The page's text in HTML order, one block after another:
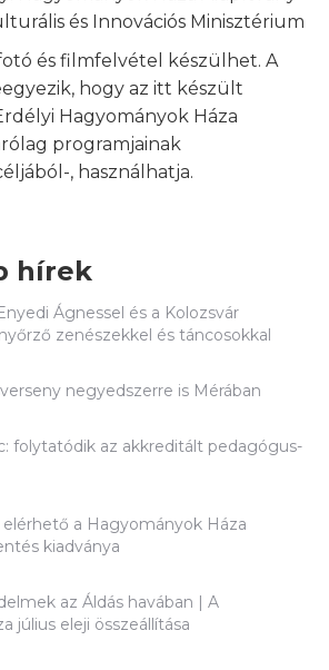
és Innovációs Minisztérium
és filmfelvétel készülhet. A
hogy az itt készült
Hagyományok Háza
programjainak
, használhatja.
hírek
Ágnessel és a Kolozsvár
zenészekkel és táncosokkal
negyedszerre is Mérában
folytatódik az akkreditált pedagógus-
a Hagyományok Háza
kiadványa
az Áldás havában | A
július eleji összeállítása